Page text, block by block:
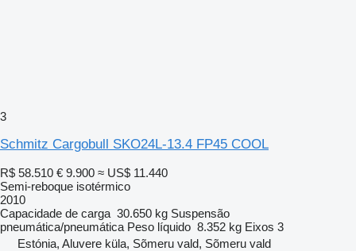
3
Schmitz Cargobull SKO24L-13.4 FP45 COOL
R$ 58.510 € 9.900 ≈ US$ 11.440
Semi-reboque isotérmico
2010
Capacidade de carga 30.650 kg Suspensão
pneumática/pneumática Peso líquido 8.352 kg Eixos 3
Estónia, Aluvere küla, Sõmeru vald, Sõmeru vald